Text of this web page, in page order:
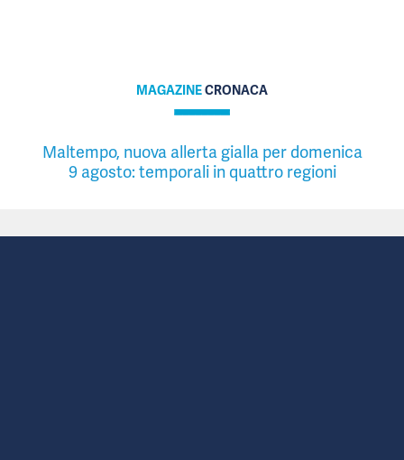
MAGAZINECRONACA
Maltempo, nuova allerta gialla per domenica
9 agosto: temporali in quattro regioni